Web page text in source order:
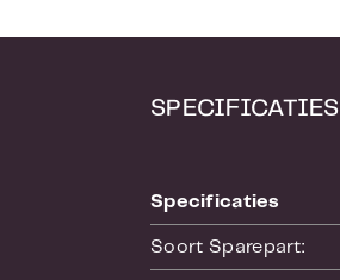
SPECIFICATIES
Specificaties
Soort Sparepart: